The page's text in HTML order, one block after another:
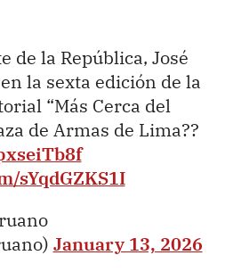
de la República, José
la sexta edición de la
“Más Cerca del
de Armas de Lima??
sYqdGZKS1I
January 13, 2026